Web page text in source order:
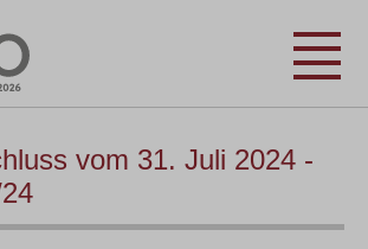
vom 31. Juli 2024 -